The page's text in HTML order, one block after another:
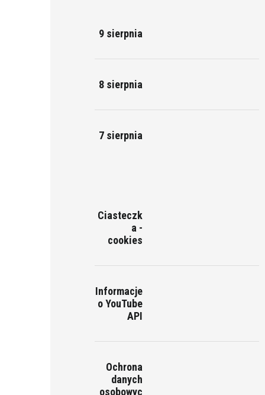
9 sierpnia
8 sierpnia
7 sierpnia
Ciasteczk
a -
cookies
Informacje
o YouTube
API
Ochrona
danych
osobowyc